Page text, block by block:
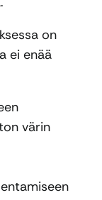
on
ei enää
värin